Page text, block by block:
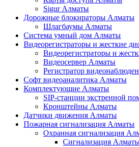
Sigur Алматы
Дорожные блокираторы Алматы
Шлагбаумы Алматы
Система умный дом Алматы
Видеорегистраторы и жесткие
Видеорегистраторы и
Видеосервер Алматы
Регистратор
Софт видеоаналитика Алматы
Комплектующие Алматы
SIP-станции экстренной
Кронштейны Алматы
Датчики движения Алматы
Пожарная сигнализация Алматы
Охранная сигнализация
Сигнализация